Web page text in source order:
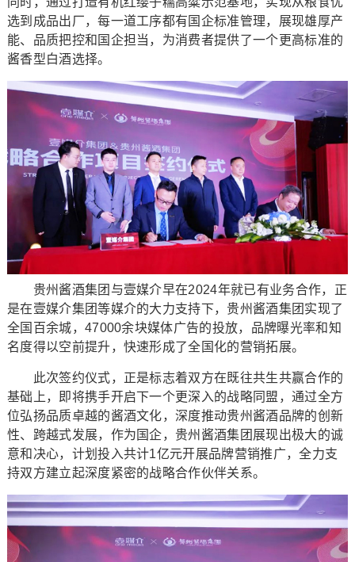
选到成品出厂，每一道工序都有国企标准管理，展现雄厚产
能、品质把控和国企担当，为消费者提供了一个更高标准的
酱香型白酒选择。
贵州酱酒集团与壹媒介早在2024年就已有业务合作，正
是在壹媒介集团等媒介的大力支持下，贵州酱酒集团实现了
全国百余城，47000余块媒体广告的投放，品牌曝光率和知
名度得以空前提升，快速形成了全国化的营销拓展。
此次签约仪式，正是标志着双方在既往共生共赢合作的
基础上，即将携手开启下一个更深入的战略同盟，通过全方
位弘扬品质卓越的酱酒文化，深度推动贵州酱酒品牌的创新
性、跨越式发展，作为国企，贵州酱酒集团展现出极大的诚
意和决心，计划投入共计1亿元开展品牌营销推广，全力支
持双方建立起深度紧密的战略合作伙伴关系。